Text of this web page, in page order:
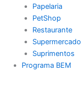
Papelaria
PetShop
Restaurante
Supermercado
Suprimentos
Programa BEM